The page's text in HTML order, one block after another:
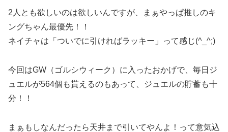
2人とも欲しいのは欲しいんですが、まぁやっぱ推しのキ
ングちゃん最優先！！
ネイチャは「ついでに引ければラッキー」って感じ(^_^;)
今回はGW（ゴルシウィーク）に入ったおかげで、毎日ジ
ュエルが564個も貰えるのもあって、ジュエルの貯蓄も十
分！！
まぁもしなんだったら天井まで引いてやんよ！って意気込